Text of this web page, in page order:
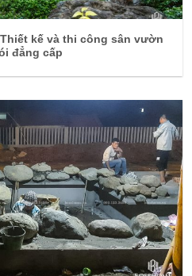
kế và thi công sân vườn
đẳng cấp